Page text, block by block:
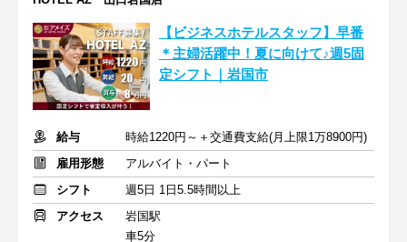
【ビジネスホテルスタッフ】早番
＊主婦活躍中！夏に向けて♪週5固
定シフト｜岩国市
給与
時給1220円～＋交通費支給(月上限1万8900円)
雇用形態
アルバイト・パート
シフト
週5日 1日5.5時間以上
アクセス
岩国駅
車5分